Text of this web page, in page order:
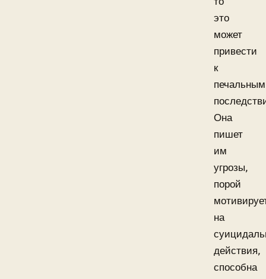
это
может
привести
к
печальным
Она
пишет
им
угрозы,
порой
на
действия,
способна